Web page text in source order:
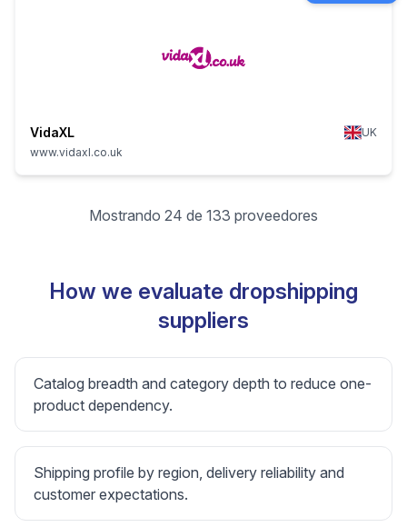
VidaXL
UK
www.vidaxl.co.uk
Mostrando 24 de 133 proveedores
How we evaluate dropshipping
suppliers
Catalog breadth and category depth to reduce one-
product dependency.
Shipping profile by region, delivery reliability and
customer expectations.